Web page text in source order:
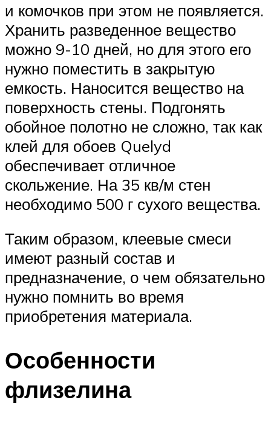
и комочков при этом не появляется.
Хранить разведенное вещество
можно 9-10 дней, но для этого его
нужно поместить в закрытую
емкость. Наносится вещество на
поверхность стены. Подгонять
обойное полотно не сложно, так как
клей для обоев Quelyd
обеспечивает отличное
скольжение. На 35 кв/м стен
необходимо 500 г сухого вещества.
Таким образом, клеевые смеси
имеют разный состав и
предназначение, о чем обязательно
нужно помнить во время
приобретения материала.
Особенности
флизелина